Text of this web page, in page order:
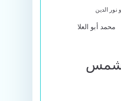
نور الدين
محمد أبو العلا
شمس